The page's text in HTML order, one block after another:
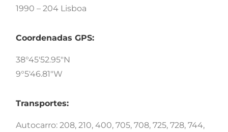
1990 – 204 Lisboa
Coordenadas GPS:
38°45'52.95"N
9°5'46.81"W
Transportes:
Autocarro: 208, 210, 400, 705, 708, 725, 728, 744,